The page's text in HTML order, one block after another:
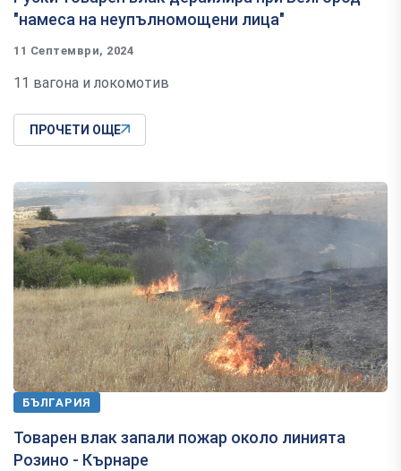
"намеса на неупълномощени лица"
11 Септември, 2024
11 вагона и локомотив
ПРОЧЕТИ ОЩЕ
БЪЛГАРИЯ
Товарен влак запали пожар около линията
Розино - Кърнаре